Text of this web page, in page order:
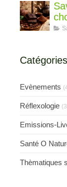
Catégories
Evènements
Réflexologie
Emissions-
Santé O
Thèmatiques